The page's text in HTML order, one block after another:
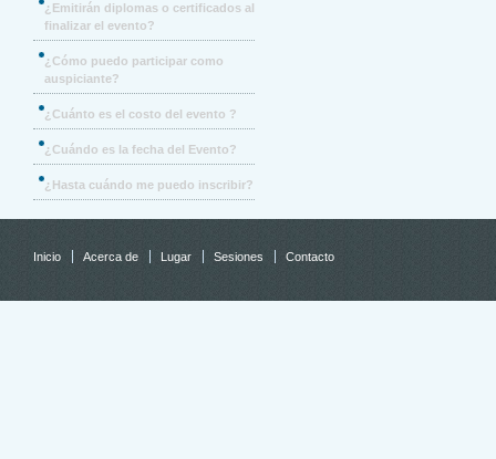
¿Emitirán diplomas o certificados al
finalizar el evento?
¿Cómo puedo participar como
auspiciante?
¿Cuánto es el costo del evento ?
¿Cuándo es la fecha del Evento?
¿Hasta cuándo me puedo inscribir?
Inicio Acerca de Lugar Sesiones Contacto